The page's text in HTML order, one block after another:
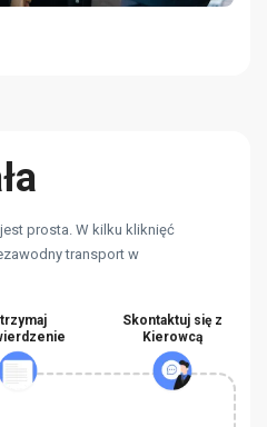
prosta. W kilku kliknięć
transport w
Skontaktuj się z
Kierowcą